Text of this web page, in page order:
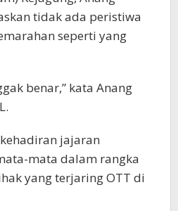
tidak ada peristiwa
seperti yang
benar,” kata Anang
jajaran
mata dalam rangka
yang terjaring OTT di